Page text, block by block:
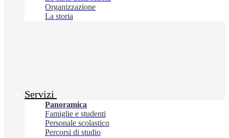
Organizzazione
La storia
Servizi
Panoramica
Famiglie e studenti
Personale scolastico
Percorsi di studio